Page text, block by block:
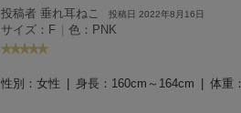
投稿者 垂れ耳ねこ 投稿日 2022年8月16日
サイズ：F | 色：PNK
性別： 女性 身長： 160cm～164cm 体重：